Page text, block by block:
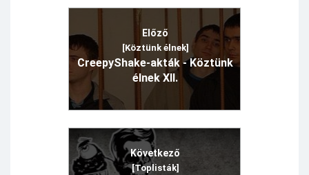
Előző
[Köztünk élnek]
CreepyShake-akták - Köztünk
élnek XII.
Következő
[Toplisták]